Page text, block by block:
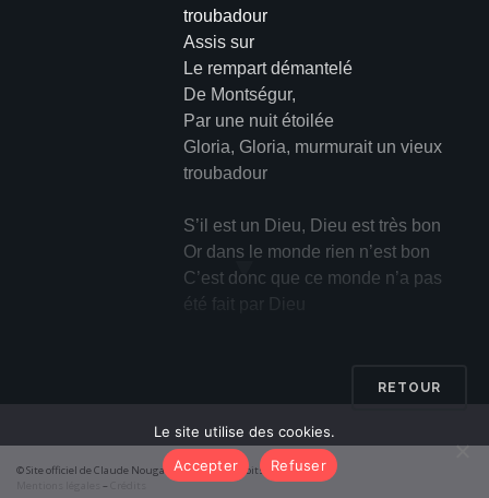
troubadour
Assis sur
Le rempart démantelé
De Montségur,
Par une nuit étoilée
Gloria, Gloria, murmurait un vieux
troubadour
S’il est un Dieu, Dieu est très bon
Or dans le monde rien n’est bon
C’est donc que ce monde n’a pas
été fait par Dieu
phare
Tout là-bas, Gloria…
Dans mon patois j’entends depuis
▼
RETOUR
© Site officiel de Claude Nougaro 2026 – Tous droits réservés
–
Le site utilise des cookies.
Accepter
Refuser